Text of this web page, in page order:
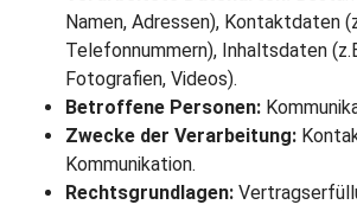
Namen, Adressen), Kontaktdaten
Telefonnummern), Inhaltsdaten
Fotografien, Videos).
Betroffene Personen:
Zwecke der Verarbeitung:
Kommunikation.
Rechtsgrundlagen: